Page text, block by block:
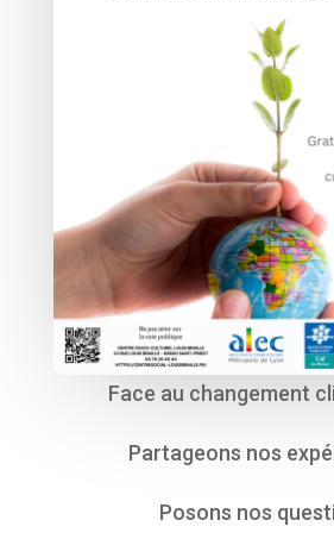
Face au changement
Partageons nos
Posons nos